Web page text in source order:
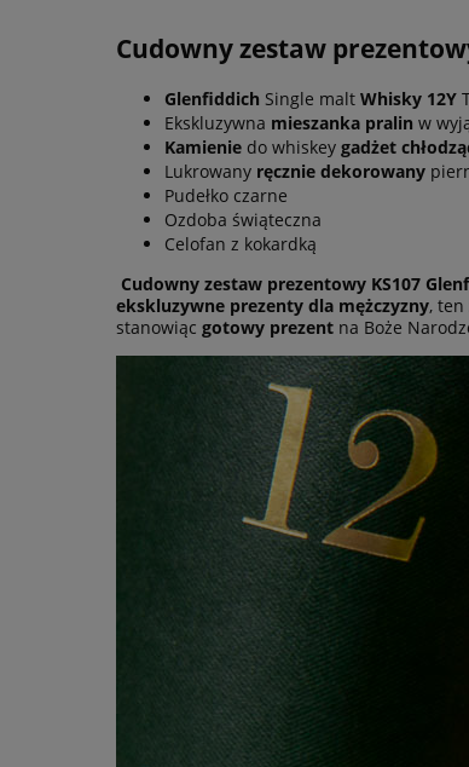
Cudowny zestaw
Glenfiddich Single malt Whisky 12Y
Ekskluzywna mieszanka pralin w
Kamienie do whiskey gadżet
Lukrowany ręcznie dekorowany
Pudełko czarne
Ozdoba świąteczna
Celofan z kokardką
Cudowny zestaw prezentowy KS107
ekskluzywne prezenty dla mężczyzny, ten
stanowiąc gotowy prezent na Boże